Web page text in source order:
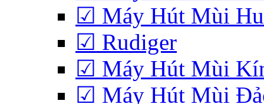
☑ Máy Hút Mùi
☑ Rudiger
☑ Máy Hút Mùi
☑ Máy Hút Mùi